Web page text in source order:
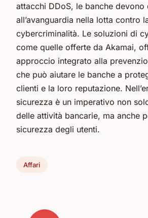
attacchi DDoS, le banche devono
all’avanguardia nella lotta contro
cybercriminalità. Le soluzioni di
come quelle offerte da Akamai,
approccio integrato alla
che può aiutare le banche a
clienti e la loro reputazione.
sicurezza è un imperativo non
delle attività bancarie, ma anche
sicurezza degli utenti.
Affari